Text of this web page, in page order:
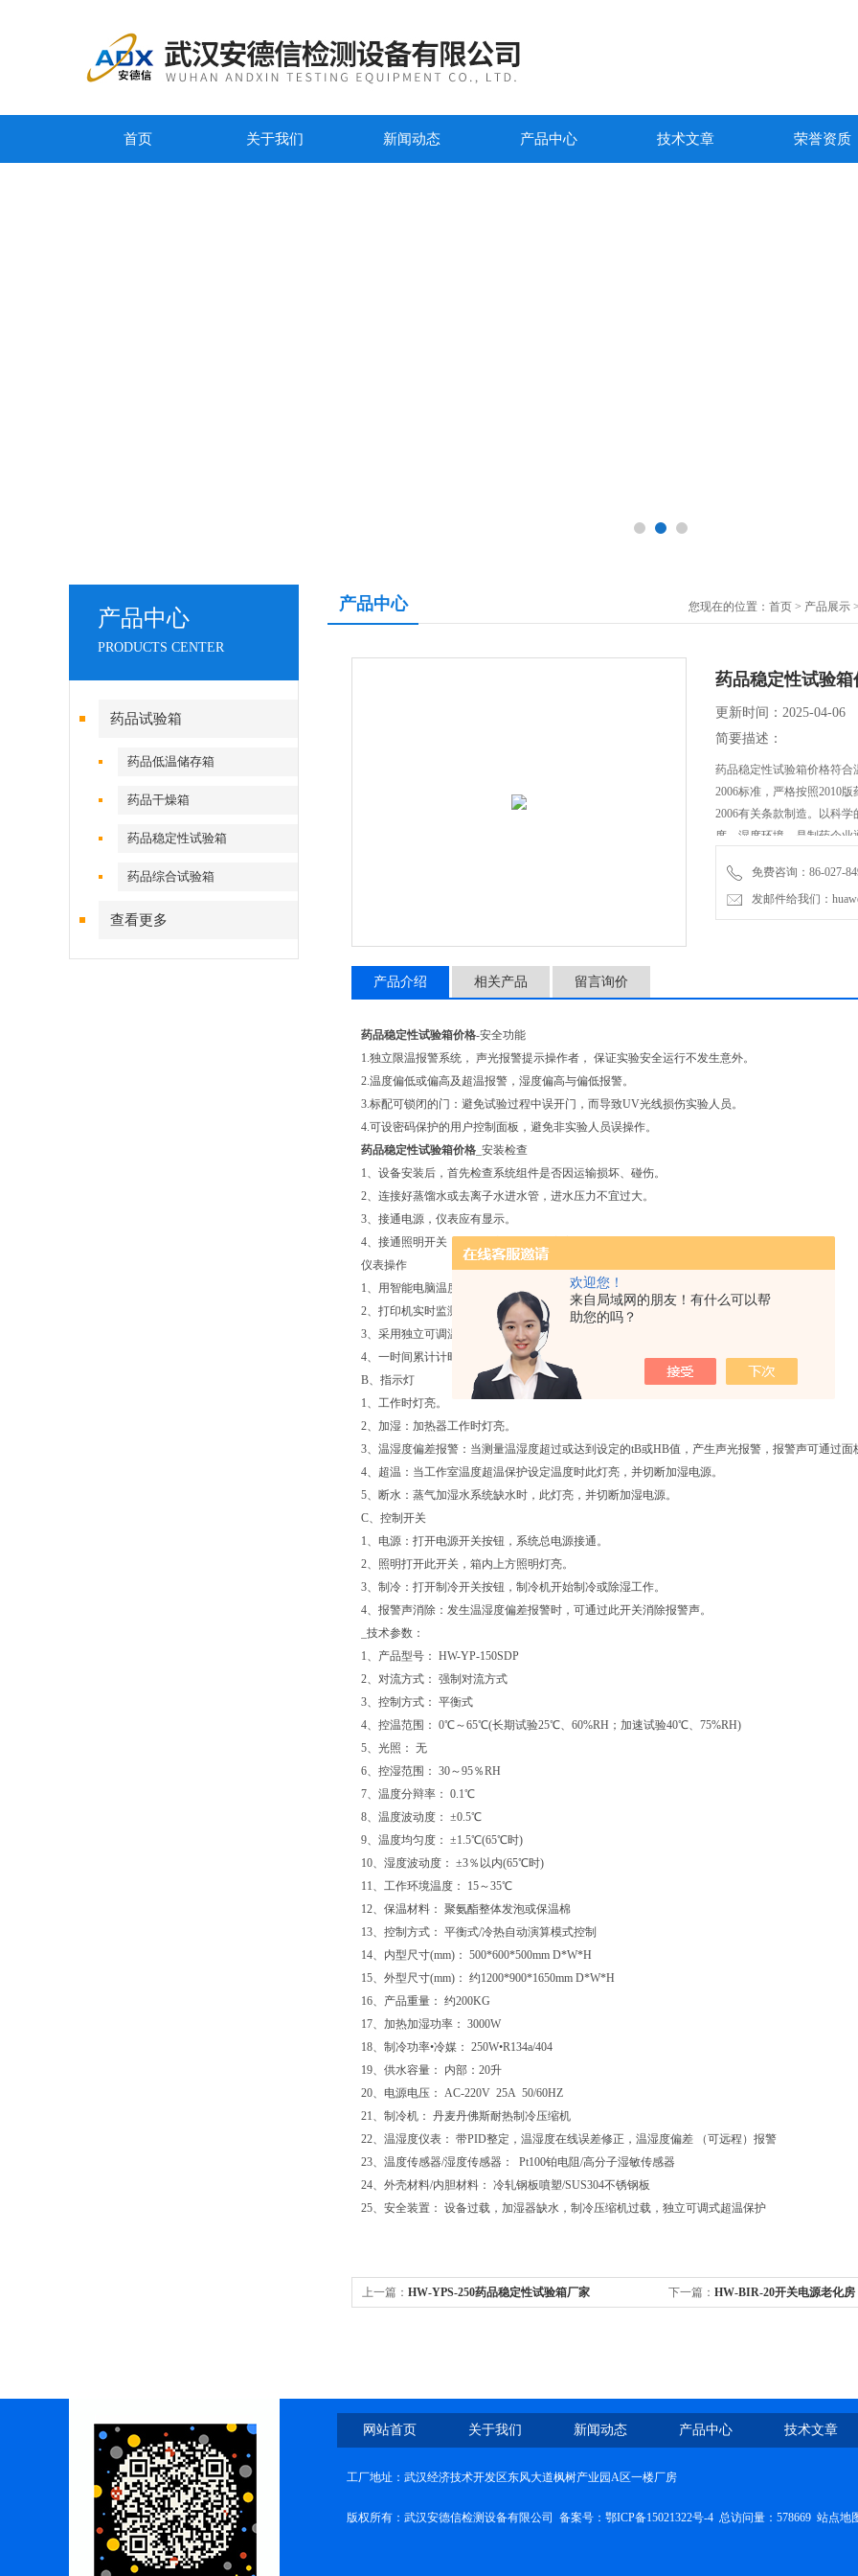
欢迎您！
来自局域网的朋友！有什么可以帮
助您的吗？
首页 关于我们 新闻动态 产品中心 技术文章 荣誉资质
产品中心
PRODUCTS CENTER
药品试验箱
药品低温储存箱
药品干燥箱
药品稳定性试验箱
药品综合试验箱
查看更多
产品中心 您现在的位置： 首页 > 产品展示 >
药品稳定性试验箱
更新时间：2025-04-06
简要描述：
药品稳定性试验箱价格符合
2006标准，严格按照2010
2006有关条款制造。以科
度、湿度环境，是制药企业
免费咨询：86-027-
发邮件给我们：
产品介绍 相关产品 留言询价
药品稳定性试验箱价格-安全功能
1.独立限温报警系统， 声光报警提示操作者， 保证实验安全运行不发生意外。
2.温度偏低或偏高及超温报警，湿度偏高与偏低报警。
3.标配可锁闭的门：避免试验过程中误开门，而导致UV光线损伤实验人员。
4.可设密码保护的用户控制面板，避免非实验人员误操作。
药品稳定性试验箱价格 _安装检查
1、设备安装后，首先检查系统组件是否因运输损坏、碰伤。
2、连接好蒸馏水或去离子水进水管，进水压力不宜过大。
3、接通电源，仪表应有显示。
4、接通照明开关，箱内上方的照明灯应亮。
仪表操作
1、用智能电脑温度控制仪表控制温湿度，直接设定和显示温湿度，并可在线修正测量误差等。
2、打印机实时监测记录箱内温湿度数据和曲线，年，月，日和北京时间。
3、采用独立可调温度控制器作独立超温保护器。
4、一时间累计计时器，以记录设备总工作时间。
B、指示灯
1、工作时灯亮。
2、加湿：加热器工作时灯亮。
3、温湿度偏差报警：当测量温湿度超过或达到设定的tB或HB值，产生声光报警，报警声可通过面
4、超温：当工作室温度超温保护设定温度时此灯亮，并切断加湿电源。
5、断水：蒸气加湿水系统缺水时，此灯亮，并切断加湿电源。
C、控制开关
1、电源：打开电源开关按钮，系统总电源接通。
2、照明打开此开关，箱内上方照明灯亮。
3、制冷：打开制冷开关按钮，制冷机开始制冷或除湿工作。
4、报警声消除：发生温湿度偏差报警时，可通过此开关消除报警声。
_技术参数：
1、产品型号： HW-YP-150SDP
2、对流方式： 强制对流方式
3、控制方式： 平衡式
4、控温范围： 0℃～65℃(长期试验25℃、60%RH；加速试验40℃、75%RH)
5、光照： 无
6、控湿范围： 30～95％RH
7、温度分辩率： 0.1℃
8、温度波动度： ±0.5℃
9、温度均匀度： ±1.5℃(65℃时)
10、湿度波动度： ±3％以内(65℃时)
11、工作环境温度： 15～35℃
12、保温材料： 聚氨酯整体发泡或保温棉
13、控制方式： 平衡式/冷热自动演算模式控制
14、内型尺寸(mm)： 500*600*500mm D*W*H
15、外型尺寸(mm)： 约1200*900*1650mm D*W*H
16、产品重量： 约200KG
17、加热加湿功率： 3000W
18、制冷功率•冷媒： 250W•R134a/404
19、供水容量： 内部：20升
20、电源电压： AC-220V 25A 50/60HZ
21、制冷机： 丹麦丹佛斯耐热制冷压缩机
22、温湿度仪表： 带PID整定，温湿度在线误差修正，温湿度偏差 （可远程）报警
23、温度传感器/湿度传感器： Pt100铂电阻/高分子湿敏传感器
24、外壳材料/内胆材料： 冷轧钢板噴塑/SUS304不锈钢板
25、安全装置： 设备过载，加湿器缺水，制冷压缩机过载，独立可调式超温保护
上一篇： HW-YPS-250药品稳定性试验箱厂家 下一篇： HW-BIR-20开关电源老化房
网站首页 关于我们 新闻动态 产品中心 技术文章
工厂地址：武汉经济技术开发区东风大道枫树产业园A区一楼厂房
版权所有：武汉安德信检测设备有限公司 备案号： 鄂ICP备15021322号-4 总访问量：578669 站点地